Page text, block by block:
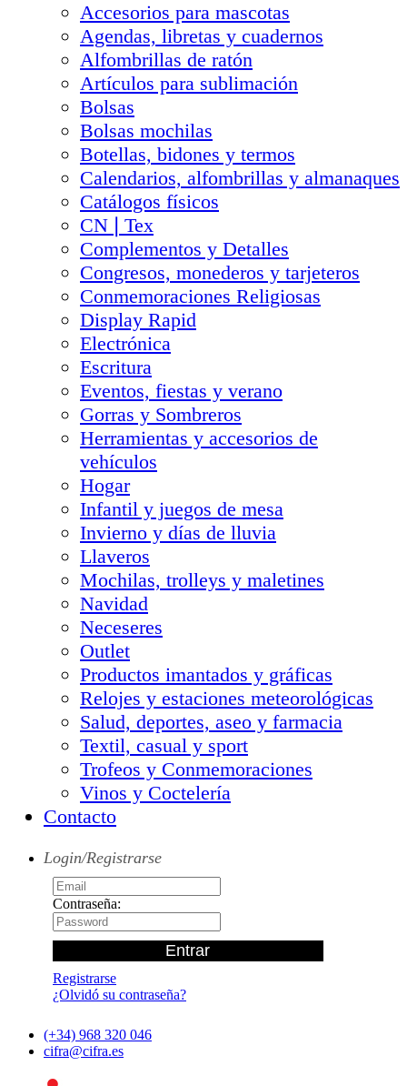
Accesorios para mascotas
Agendas, libretas y cuadernos
Alfombrillas de ratón
Artículos para sublimación
Bolsas
Bolsas mochilas
Botellas, bidones y termos
Calendarios, alfombrillas y almanaques
Catálogos físicos
CN❘Tex
Complementos y Detalles
Congresos, monederos y tarjeteros
Conmemoraciones Religiosas
Display Rapid
Electrónica
Escritura
Eventos, fiestas y verano
Gorras y Sombreros
Herramientas y accesorios de
vehículos
Hogar
Infantil y juegos de mesa
Invierno y días de lluvia
Llaveros
Mochilas, trolleys y maletines
Navidad
Neceseres
Outlet
Productos imantados y gráficas
Relojes y estaciones meteorológicas
Salud, deportes, aseo y farmacia
Textil, casual y sport
Trofeos y Conmemoraciones
Vinos y Coctelería
Contacto
Login/Registrarse
Contraseña:
Registrarse
¿Olvidó su contraseña?
(+34) 968 320 046
cifra@cifra.es